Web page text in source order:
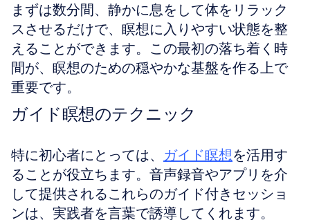
まずは数分間、静かに息をして体をリラック
スさせるだけで、瞑想に入りやすい状態を整
えることができます。この最初の落ち着く時
間が、瞑想のための穏やかな基盤を作る上で
重要です。
ガイド瞑想のテクニック
特に初心者にとっては、 ガイド瞑想を活用す
ることが役立ちます。音声録音やアプリを介
して提供されるこれらのガイド付きセッショ
ンは、実践者を言葉で誘導してくれます。